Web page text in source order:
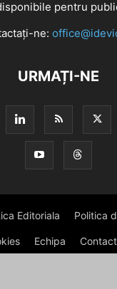
pentru
ne:
URMAȚI-NE
Editoriala Politica
Echipa Contact